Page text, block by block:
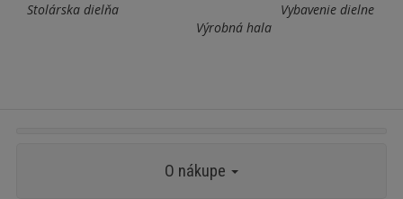
Stolárska dielňa Vybavenie dielne
Výrobná hala
O nákupe